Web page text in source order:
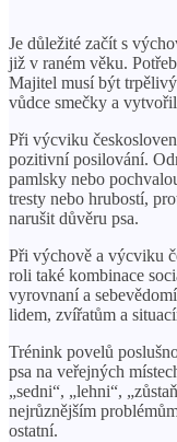
Je důležité začít s
již v raném věku.
Majitel musí být
vůdce smečky a
Při výcviku
pozitivní posilování.
pamlsky nebo
tresty nebo hrubostí,
narušit důvěru psa.
Při výchově a výcviku
roli také kombinace
vyrovnaní a
lidem, zvířatům a
Trénink povelů
psa na veřejných
„sedni“, „lehni“,
nejrůznějším
ostatní.